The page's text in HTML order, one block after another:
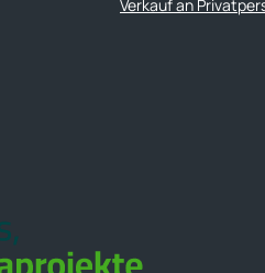
Verkauf an